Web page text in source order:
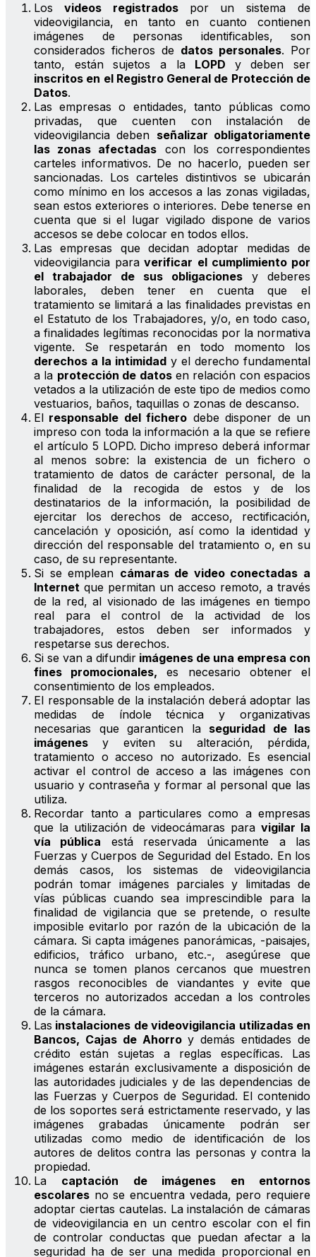
Los videos registrados por un sistema de
videovigilancia, en tanto en cuanto contienen
imágenes de personas identificables, son
considerados ficheros de datos personales. Por
tanto, están sujetos a la LOPD y deben ser
inscritos en el Registro General de Protección de
Datos.
Las empresas o entidades, tanto públicas como
privadas, que cuenten con instalación de
videovigilancia deben señalizar obligatoriamente
las zonas afectadas con los correspondientes
carteles informativos. De no hacerlo, pueden ser
sancionadas. Los carteles distintivos se ubicarán
como mínimo en los accesos a las zonas vigiladas,
sean estos exteriores o interiores. Debe tenerse en
cuenta que si el lugar vigilado dispone de varios
accesos se debe colocar en todos ellos.
Las empresas que decidan adoptar medidas de
videovigilancia para verificar el cumplimiento por
el trabajador de sus obligaciones y deberes
laborales, deben tener en cuenta que el
tratamiento se limitará a las finalidades previstas en
el Estatuto de los Trabajadores, y/o, en todo caso,
a finalidades legítimas reconocidas por la normativa
vigente. Se respetarán en todo momento los
derechos a la intimidad y el derecho fundamental
a la protección de datosen relación con espacios
vetados a la utilización de este tipo de medios como
vestuarios, baños, taquillas o zonas de descanso.
El responsable del fichero debe disponer de un
impreso con toda la información a la que se refiere
el artículo 5 LOPD. Dicho impreso deberá informar
al menos sobre: la existencia de un fichero o
tratamiento de datos de carácter personal, de la
finalidad de la recogida de estos y de los
destinatarios de la información, la posibilidad de
ejercitar los derechos de acceso, rectificación,
cancelación y oposición, así como la identidad y
dirección del responsable del tratamiento o, en su
caso, de su representante.
Si se emplean cámaras de video conectadas a
Internet que permitan un acceso remoto, a través
de la red, al visionado de las imágenes en tiempo
real para el control de la actividad de los
trabajadores, estos deben ser informados y
respetarse sus derechos.
Si se van a difundir imágenes de una empresa con
fines promocionales, es necesario obtener el
consentimiento de los empleados.
El responsable de la instalación deberá adoptar las
medidas de índole técnica y organizativas
necesarias que garanticen la seguridad de las
imágenes y eviten su alteración, pérdida,
tratamiento o acceso no autorizado. Es esencial
activar el control de acceso a las imágenes con
usuario y contraseña y formar al personal que las
utiliza.
Recordar tanto a particulares como a empresas
que la utilización de videocámaras para vigilar la
vía pública está reservada únicamente a las
Fuerzas y Cuerpos de Seguridad del Estado. En los
demás casos, los sistemas de videovigilancia
podrán tomar imágenes parciales y limitadas de
vías públicas cuando sea imprescindible para la
finalidad de vigilancia que se pretende, o resulte
imposible evitarlo por razón de la ubicación de la
cámara. Si capta imágenes panorámicas, -paisajes,
edificios, tráfico urbano, etc.-, asegúrese que
nunca se tomen planos cercanos que muestren
rasgos reconocibles de viandantes y evite que
terceros no autorizados accedan a los controles
de la cámara.
Las instalaciones de videovigilancia utilizadas en
Bancos, Cajas de Ahorroy demás entidades de
crédito están sujetas a reglas específicas. Las
imágenes estarán exclusivamente a disposición de
las autoridades judiciales y de las dependencias de
las Fuerzas y Cuerpos de Seguridad. El contenido
de los soportes será estrictamente reservado, y las
imágenes grabadas únicamente podrán ser
utilizadas como medio de identificación de los
autores de delitos contra las personas y contra la
propiedad.
La captación de imágenes en entornos
escolares no se encuentra vedada, pero requiere
adoptar ciertas cautelas. La instalación de cámaras
de videovigilancia en un centro escolar con el fin
de controlar conductas que puedan afectar a la
seguridad ha de ser una medida proporcional en